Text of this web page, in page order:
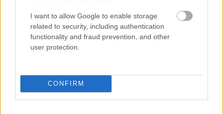
I want to allow Google to enable storage
related to security, including authentication
functionality and fraud prevention, and other
user protection.
CONFIRM
παντού…